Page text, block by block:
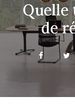
Quelle
de